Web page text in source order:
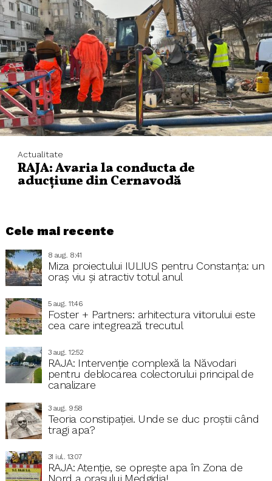
Actualitate
RAJA: Avaria la conducta de
aducțiune din Cernavodă
Cele mai recente
8 aug.. 8:41
Miza proiectului IULIUS pentru Constanța: un
oraș viu și atractiv totul anul
5 aug.. 11:46
Foster + Partners: arhitectura viitorului este
cea care integrează trecutul
3 aug.. 12:52
RAJA: Intervenție complexă la Năvodari
pentru deblocarea colectorului principal de
canalizare
3 aug.. 9:58
Teoria constipației. Unde se duc proștii când
tragi apa?
31 iul.. 13:07
RAJA: Atenție, se oprește apa în Zona de
Nord a orașului Medgidia!